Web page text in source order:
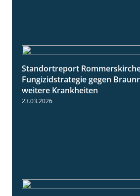
Standortreport
Fungizidstrategie gegen
weitere Krankheiten
23.03.2026